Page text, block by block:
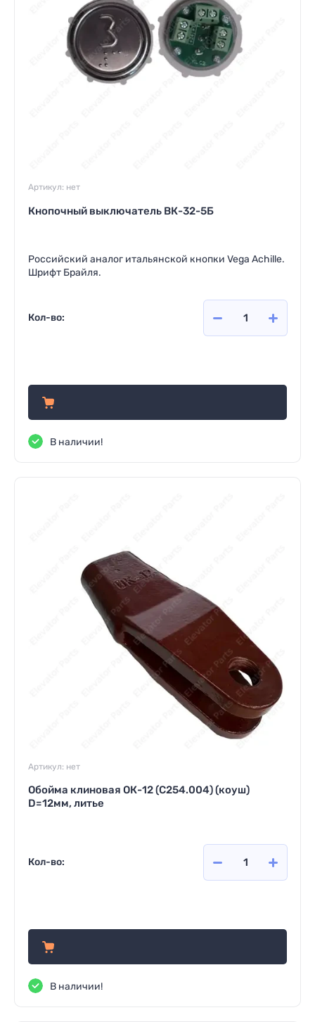
Артикул: нет
Кнопочный выключатель ВК-32-5Б
Российский аналог итальянской кнопки Vega Achille.
Шрифт Брайля.
Кол-во:
В наличии!
Артикул: нет
Обойма клиновая ОК-12 (С254.004) (коуш)
D=12мм, литье
Кол-во:
В наличии!